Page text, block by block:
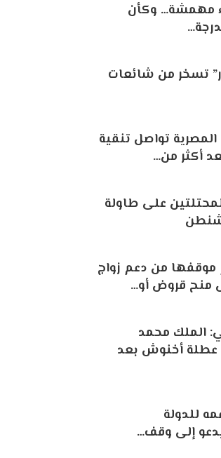
مهمشة… وكأن
تسخر من شائعات
المصرية تواصل تنقية
أكثر من…
على طاولة
من دعم زواج
منح قروض أو…
الملك محمد
أخنوش بعد
للدولة
إلى وقف…